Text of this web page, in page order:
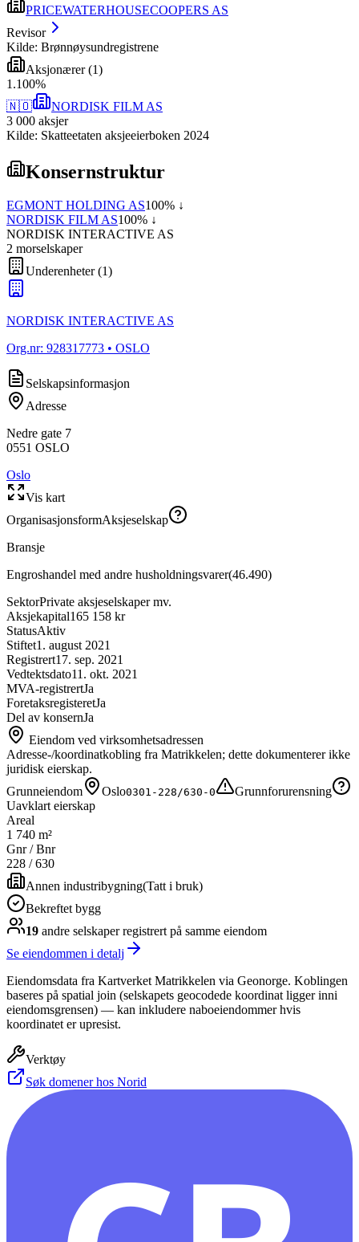
PRICEWATERHOUSECOOPERS AS
Revisor
Kilde: Brønnøysundregistrene
Aksjonærer(1)
1 .100%
🇳🇴
NORDISK FILM AS
3 000 aksjer
Kilde: Skatteetaten aksjeeierboken 2024
Konsernstruktur
EGMONT HOLDING AS100% ↓
NORDISK FILM AS100% ↓
NORDISK INTERACTIVE AS
2 morselskaper
Underenheter(1)
NORDISK INTERACTIVE AS
Org.nr: 928317773 • OSLO
Selskapsinformasjon
Adresse
Nedre gate 7
0551 OSLO
Oslo
Vis kart
OrganisasjonsformAksjeselskap
Bransje
Engroshandel med andre husholdningsvarer(46.490)
SektorPrivate aksjeselskaper mv.
Aksjekapital165 158 kr
StatusAktiv
Stiftet1. august 2021
Registrert17. sep. 2021
Vedtektsdato11. okt. 2021
MVA-registrertJa
ForetaksregisteretJa
Del av konsernJa
Eiendom ved virksomhetsadressen
Adresse-/koordinatkobling fra Matrikkelen; dette dokumenterer ikke
juridisk eierskap.
Grunneiendom
Oslo0301-228/630-0
Grunnforurensning
Uavklart eierskap
Areal
1 740 m²
Gnr / Bnr
228 /630
Annen industribygning(Tatt i bruk)
Bekreftet bygg
19 andre selskaperregistrert på samme eiendom
Se eiendommen i detalj
Eiendomsdata fra Kartverket Matrikkelen via Geonorge. Koblingen
baseres på spatial join (selskapets geocodede koordinat ligger inni
eiendomsgrensen) — kan inkludere naboeiendommer hvis
koordinatet er upresist.
Verktøy
Søk domener hos Norid